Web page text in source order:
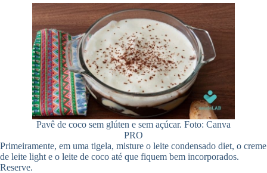
Pavê de coco sem glúten e sem açúcar. Foto: Canva
PRO
Primeiramente, em uma tigela, misture o leite condensado diet, o creme
de leite light e o leite de coco até que fiquem bem incorporados.
Reserve.